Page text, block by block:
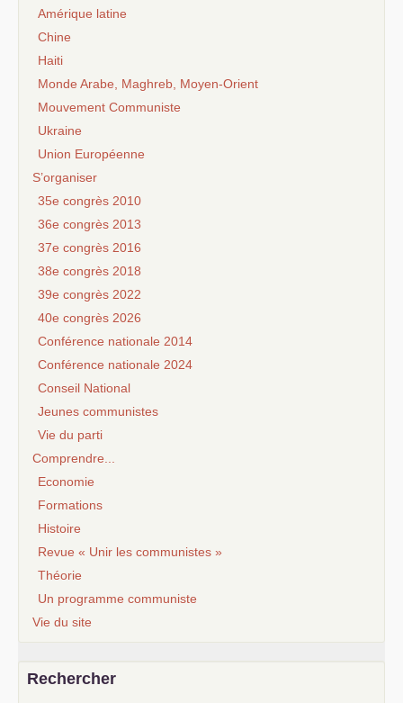
Amérique latine
Chine
Haiti
Monde Arabe, Maghreb, Moyen-Orient
Mouvement Communiste
Ukraine
Union Européenne
S’organiser
35e congrès 2010
36e congrès 2013
37e congrès 2016
38e congrès 2018
39e congrès 2022
40e congrès 2026
Conférence nationale 2014
Conférence nationale 2024
Conseil National
Jeunes communistes
Vie du parti
Comprendre...
Economie
Formations
Histoire
Revue « Unir les communistes »
Théorie
Un programme communiste
Vie du site
Rechercher